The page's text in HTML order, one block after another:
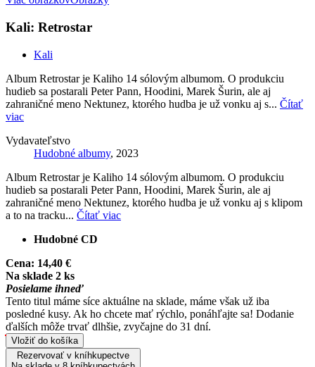
Kali: Retrostar
Kali
Album Retrostar je Kaliho 14 sólovým albumom. O produkciu
hudieb sa postarali Peter Pann, Hoodini, Marek Šurin, ale aj
zahraničné meno Nektunez, ktorého hudba je už vonku aj s... Čítať
viac
Vydavateľstvo
Hudobné albumy, 2023
Album Retrostar je Kaliho 14 sólovým albumom. O produkciu
hudieb sa postarali Peter Pann, Hoodini, Marek Šurin, ale aj
zahraničné meno Nektunez, ktorého hudba je už vonku aj s klipom
a to na tracku... Čítať viac
Hudobné CD
Cena: 14,40 €
Na sklade 2 ks
Posielame ihneď
Tento titul máme síce aktuálne na sklade, máme však už iba
posledné kusy. Ak ho chcete mať rýchlo, ponáhľajte sa! Dodanie
ďalších môže trvať dlhšie, zvyčajne do 31 dní.
Vložiť do košíka
Rezervovať v kníhkupectve